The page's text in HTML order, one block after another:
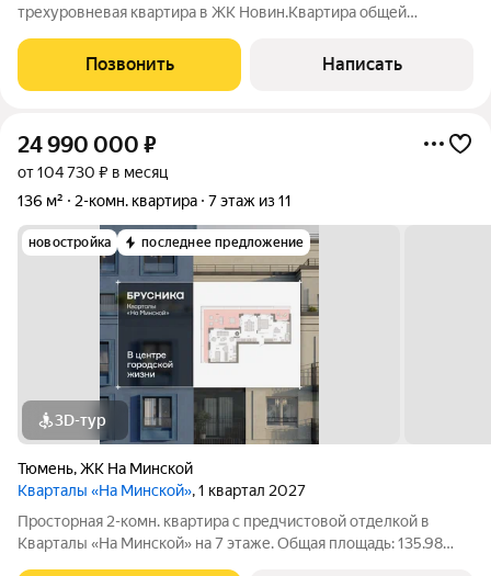
трехуровневая квартира в ЖК Новин.Квартира общей
Функциональная планировка: кухня-гостиная со вторым
светом, две комнаты, расположенные в
Позвонить Написать
24 990 000 ₽
от 104 730 ₽ в месяц
136 м²
2-комн. квартира 7 этаж из 11
новостройка последнее предложение
3D-тур
Тюмень,ЖК На Минской
Кварталы «На Минской», 1 квартал 2027
Просторная 2-комн. квартира с предчистовой отделкой в
Кварталы «На Минской» на 7 этаже. Общая площадь: 135.98